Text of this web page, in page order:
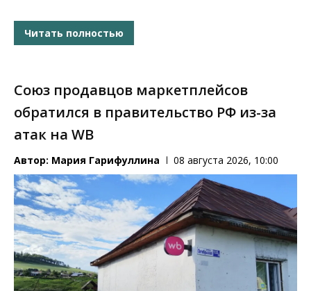
Читать полностью
Союз продавцов маркетплейсов
обратился в правительство РФ из-за
атак на WB
Автор: Мария Гарифуллина 08 августа 2026, 10:00